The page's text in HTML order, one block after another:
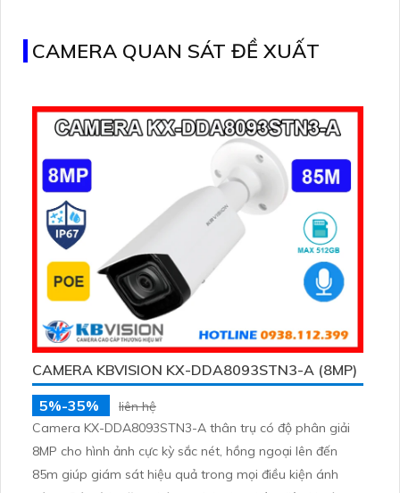
CAMERA QUAN SÁT ĐỀ XUẤT
CAMERA KBVISION KX-DDA8093STN3-A (8MP)
5%-35%
liên hệ
Camera KX-DDA8093STN3-A thân trụ có độ phân giải
8MP cho hình ảnh cực kỳ sắc nét, hồng ngoại lên đến
85m giúp giám sát hiệu quả trong mọi điều kiện ánh